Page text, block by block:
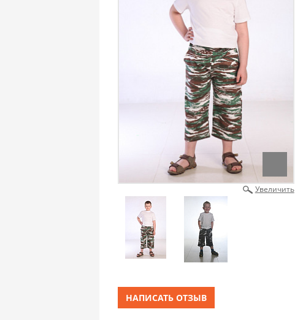
Увеличить
НАПИСАТЬ ОТЗЫВ